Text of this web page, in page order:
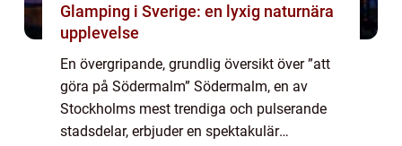
Glamping i Sverige: en lyxig naturnära
upplevelse
En övergripande, grundlig översikt över ”att
göra på Södermalm” Södermalm, en av
Stockholms mest trendiga och pulserande
stadsdelar, erbjuder en spektakulär